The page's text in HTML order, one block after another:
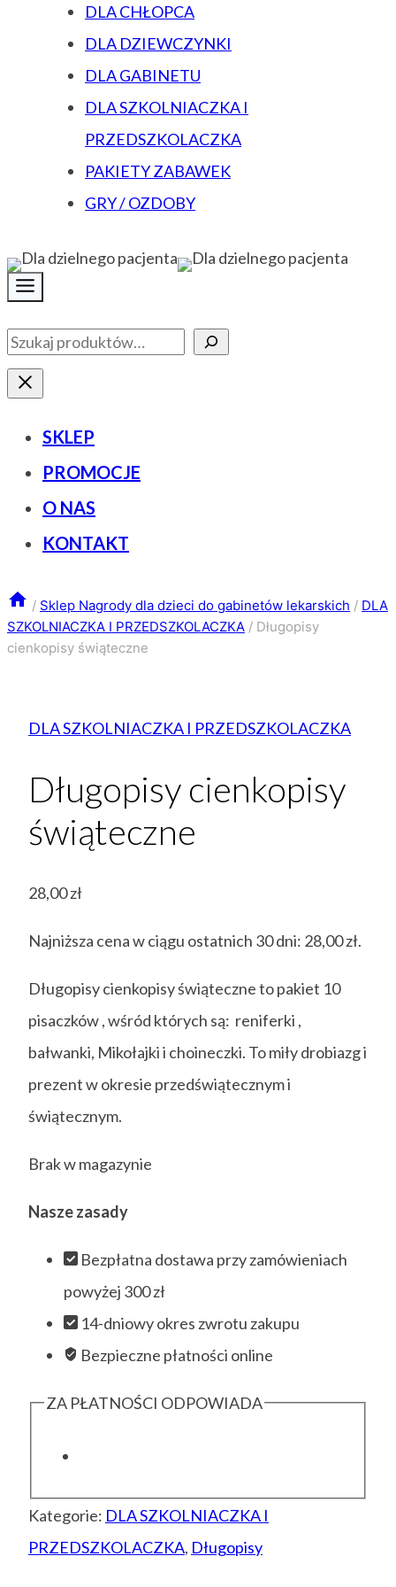
DLA CHŁOPCA
DLA DZIEWCZYNKI
DLA GABINETU
DLA SZKOLNIACZKA I
PRZEDSZKOLACZKA
PAKIETY ZABAWEK
GRY / OZDOBY
Szukaj
SKLEP
PROMOCJE
O NAS
KONTAKT
/ Sklep Nagrody dla dzieci do gabinetów lekarskich / DLA
SZKOLNIACZKA I PRZEDSZKOLACZKA / Długopisy
cienkopisy świąteczne
DLA SZKOLNIACZKA I PRZEDSZKOLACZKA
Długopisy cienkopisy
świąteczne
28,00zł
Najniższa cena w ciągu ostatnich 30 dni: 28,00zł.
Długopisy cienkopisy świąteczne to pakiet 10
pisaczków , wśród których są: reniferki ,
bałwanki, Mikołajki i choineczki. To miły drobiazg i
prezent w okresie przedświątecznym i
świątecznym.
Brak w magazynie
Nasze zasady
Bezpłatna dostawa przy zamówieniach
powyżej 300 zł
14-dniowy okres zwrotu zakupu
Bezpieczne płatności online
ZA PŁATNOŚCI ODPOWIADA
Kategorie: DLA SZKOLNIACZKA I
PRZEDSZKOLACZKA, Długopisy